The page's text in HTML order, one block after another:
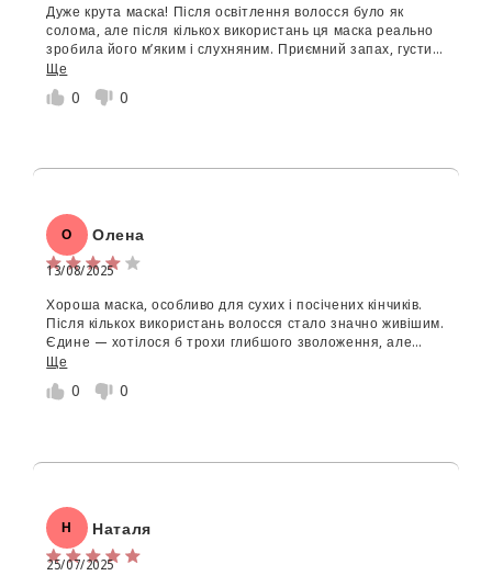
Дуже крута маска! Після освітлення волосся було як
солома, але після кількох використань ця маска реально
зробила його м’яким і слухняним. Приємний запах, густий
склад, добре розподіляється. Волосся стало виглядати
живішим і з'явився блиск. Буду брати ще!
Ще
0 0
О Олена
13/08/2025
Хороша маска, особливо для сухих і посічених кінчиків.
Після кількох використань волосся стало значно живішим.
Єдине — хотілося б трохи глибшого зволоження, але
загалом ефектом задоволена.
Ще
0 0
Н Наталя
25/07/2025